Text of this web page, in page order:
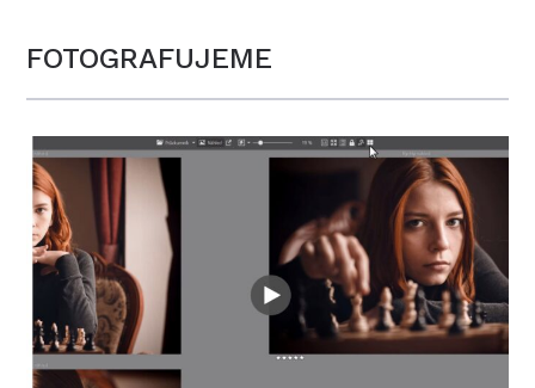
FOTOGRAFUJEME